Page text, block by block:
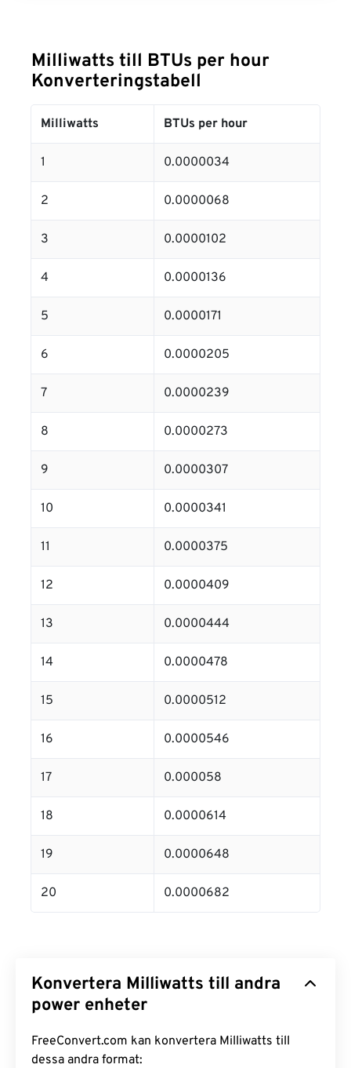
Milliwatts till BTUs per hour
Konverteringstabell
Milliwatts BTUs per hour
1 0.0000034
2 0.0000068
3 0.0000102
4 0.0000136
5 0.0000171
6 0.0000205
7 0.0000239
8 0.0000273
9 0.0000307
10 0.0000341
11 0.0000375
12 0.0000409
13 0.0000444
14 0.0000478
15 0.0000512
16 0.0000546
17 0.000058
18 0.0000614
19 0.0000648
20 0.0000682
Konvertera Milliwatts till andra
power enheter
FreeConvert.com kan konvertera Milliwatts till
dessa andra format: